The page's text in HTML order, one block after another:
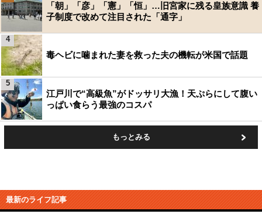
「朝」「彦」「憲」「恒」…旧宮家に残る皇族意識 養
子制度で改めて注目された「通字」
毒ヘビに噛まれた妻を救った夫の機転が米国で話題
4
江戸川で“高級魚”がドッサリ大漁！天ぷらにして腹い
っぱい食らう最強のコスパ
5
もっとみる
最新のライフ記事